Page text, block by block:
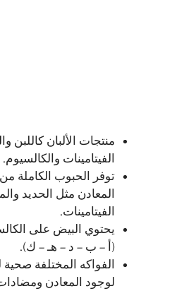
منتجات الألبان كاللبن
الفيتامينات والكالسيوم.
توفر الحبوب الكاملة
المعادن مثل الحديد
الفيتامينات.
يحتوي البيض على
(أ – ب – د – هـ – ك).
الفواكه المختلفة
لوجود المعادن